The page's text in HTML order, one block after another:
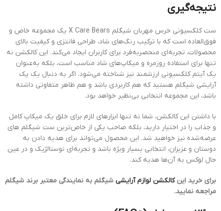
نتیجه‌گیری
ست کلکسیونی خرس مهربان شیگلم X Care Bears یک مجموعه خاص و
فوق‌العاده است که با ترکیب رنگ‌های شاد، طراحی فانتزی و کیفیت بالای
محصولات، تجربه‌ای منحصر‌به‌فرد برای کاربران ایجاد می‌کند. این کالکشن نه
تنها برای استفاده روزمره و میکاپ‌های شاد مناسب است، بلکه به‌عنوان
یک آیتم کلکسیونی ارزشمند نیز شناخته می‌شود. اگر به دنبال یک پک
آرایشی شیگلم هستید که هم کاربردی باشد و هم ظاهر متفاوتی داشته
باشد، این مجموعه انتخابی بی‌نظیر خواهد بود.
با داشتن این کالکشن، شما نه تنها ابزارهای لازم برای خلق یک میکاپ کامل
و جذاب را در اختیار دارید، بلکه صاحب یکی از خاص‌ترین ست شیگلم ‌های
عرضه‌شده نیز خواهید شد. این محصول می‌تواند برای هدیه دادن به
دوستان و عزیزان، انتخابی بسیار ویژه باشد و تجربه‌ای نوستالژیک و در عین
حال لوکس به آن‌ها هدیه کند.
برای خرید اینکالکشن لوازم آرایشی شیگلم به نمایندگی معتبر برند شیگلم
مراجعه نمایید.